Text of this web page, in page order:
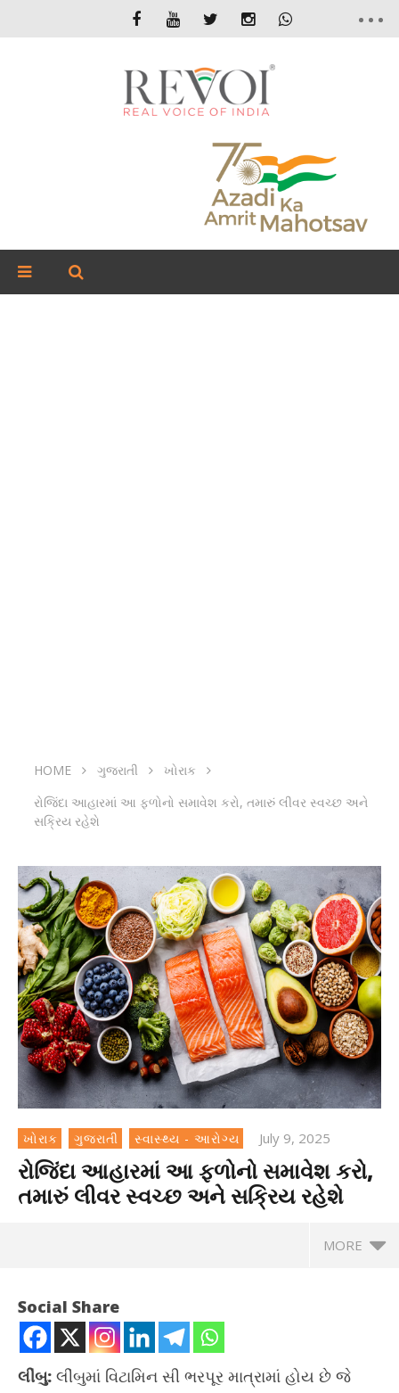
HOME ગુજરાતી
ખોરાક
રોજિંદા આહારમાં આ ફળોનો સમાવેશ કરો, તમારું લીવર સ્વચ્છ અને
સક્રિય રહેશે
ખોરાક ગુજરાતી સ્વાસ્થ્ય - આરોગ્ય July 9, 2025
રોજિંદા આહારમાં આ ફળોનો સમાવેશ કરો,
તમારું લીવર સ્વચ્છ અને સક્રિય રહેશે
MORE
Social Share
લીંબુ: લીંબુમાં વિટામિન સી ભરપૂર માત્રામાં હોય છે જે